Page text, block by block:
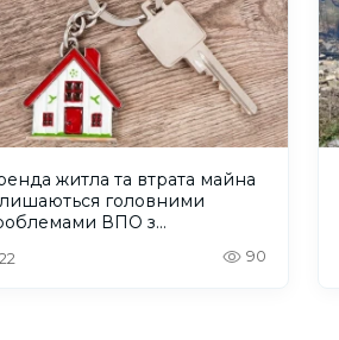
житла та втрата майна
головними
ВПО з
90